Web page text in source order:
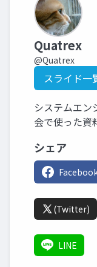
Quatrex
@Quatrex
スライド一
システムエン
会で使った資
シェア
(Twitter)
LINE